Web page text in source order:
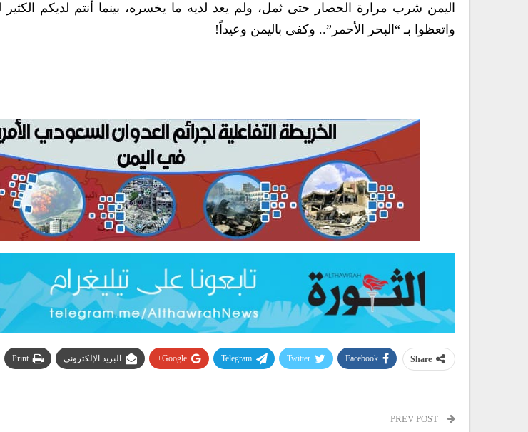
اليمن شرب مرارة الحصار حتى ثمل، ولم يعد لديه ما يخسره، بينما أنتم لديكم الكثير
واتعظوا بـ “البحر الأحمر”.. وكفى باليمن وعيداً!
Share
Facebook
Twitter
Telegram
Google+ البريد الإلكتروني Print